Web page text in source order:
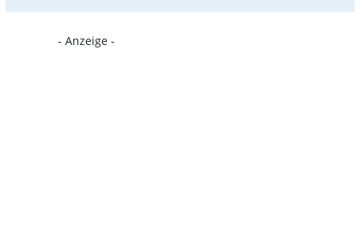
- Anzeige -